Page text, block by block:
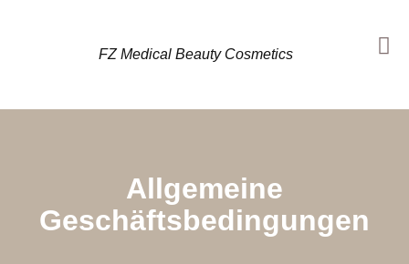
FZ Medical Beauty Cosmetics
Allgemeine
Geschäftsbedingungen